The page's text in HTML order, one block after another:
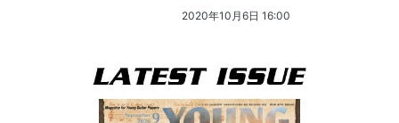
2020年10月6日 16:00